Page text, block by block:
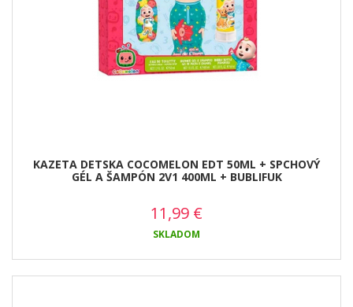
KAZETA DETSKA COCOMELON EDT 50ML + SPCHOVÝ
GÉL A ŠAMPÓN 2V1 400ML + BUBLIFUK
11,99 €
SKLADOM